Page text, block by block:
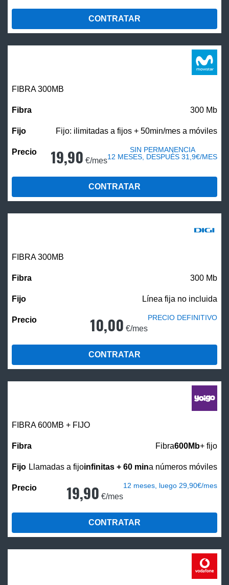
CONTRATAR
FIBRA 300MB
300 Mb
Fijo: ilimitadas a fijos + 50min/mes a móviles
19,90 €/mes
SIN PERMANENCIA
12 MESES, DESPUÉS 31,9€/MES
CONTRATAR
FIBRA 300MB
300 Mb
Línea fija no incluida
10,00 €/mes
PRECIO DEFINITIVO
CONTRATAR
FIBRA 600MB + FIJO
Fibra600Mb+ fijo
Llamadas a fijoinfinitas + 60 mina números móviles
19,90 €/mes
12 meses, luego 29,90€/mes
CONTRATAR